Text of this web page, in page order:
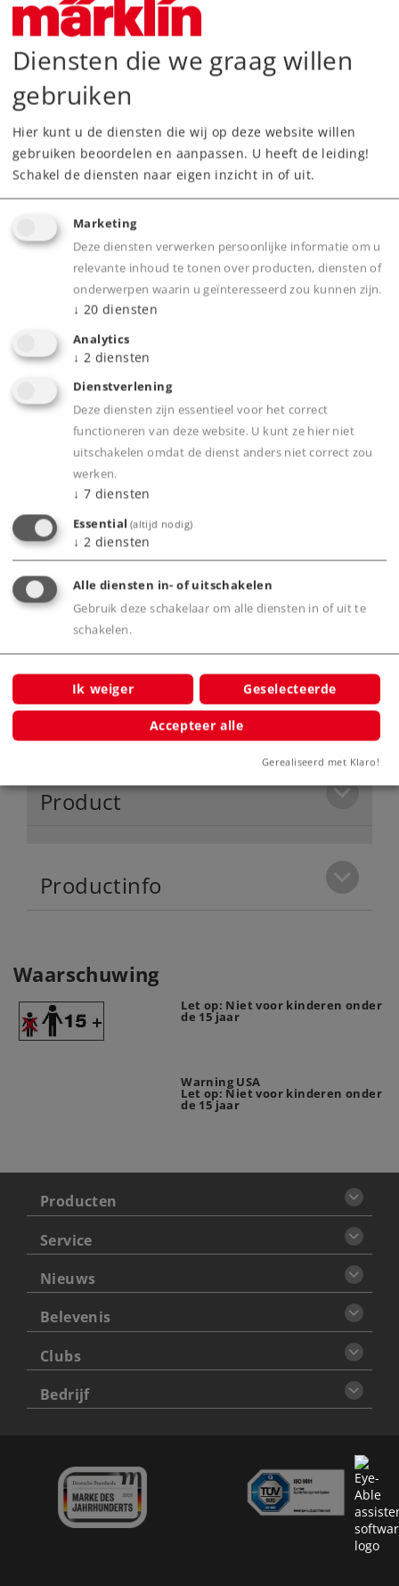
349,00 €
Leverbaar vanaf fabriek.
Webwinkel
Downloads
Onderdelen bestellen
Highlights
Klokankermotoren.
In beide locomotiefhelften worden alle assen
aangedreven.
Met warm-witte frontseinen en rode
sluitlichten.
Onderstellen en opbouwen van metaal.
Met verlichting in de machinekamer.
Met inrichting in de machinekamer.
Meerdere koppelstangen voor R 145, R 195 en
voor vitrine-opstelling worden meegeleverd.
Product
Productinfo
Waarschuwing
Let op: Niet voor kinderen onder
de 15 jaar
Warning USA
Let op: Niet voor kinderen onder
de 15 jaar
Producten
Service
Nieuws
Belevenis
Clubs
Bedrijf
Diensten die we graag willen
gebruiken
Hier kunt u de diensten die wij op deze website willen
gebruiken beoordelen en aanpassen. U heeft de leiding!
Schakel de diensten naar eigen inzicht in of uit.
Marketing
Deze diensten verwerken persoonlijke informatie om u
relevante inhoud te tonen over producten, diensten of
onderwerpen waarin u geïnteresseerd zou kunnen zijn.
↓ 20 diensten
Analytics
↓ 2 diensten
Dienstverlening
Deze diensten zijn essentieel voor het correct
functioneren van deze website. U kunt ze hier niet
uitschakelen omdat de dienst anders niet correct zou
werken.
↓ 7 diensten
Essential (altijd nodig)
↓ 2 diensten
Alle diensten in- of uitschakelen
Gebruik deze schakelaar om alle diensten in of uit te
schakelen.
Ik weiger Geselecteerde
Accepteer alle
Gerealiseerd met Klaro!